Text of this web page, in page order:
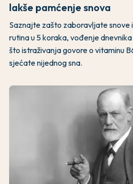
lakše pamćenje snova
Saznajte zašto zaboravljate snove
rutina u 5 koraka, vođenje
što istraživanja govore o vitaminu
sjećate nijednog sna.